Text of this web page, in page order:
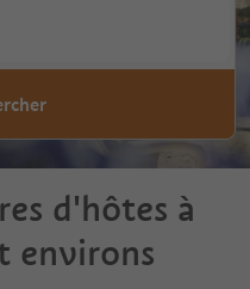
d'hôtes à
environs